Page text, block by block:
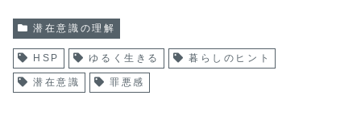
潜在意識の理解
HSP ゆるく生きる 暮らしのヒント
潜在意識 罪悪感